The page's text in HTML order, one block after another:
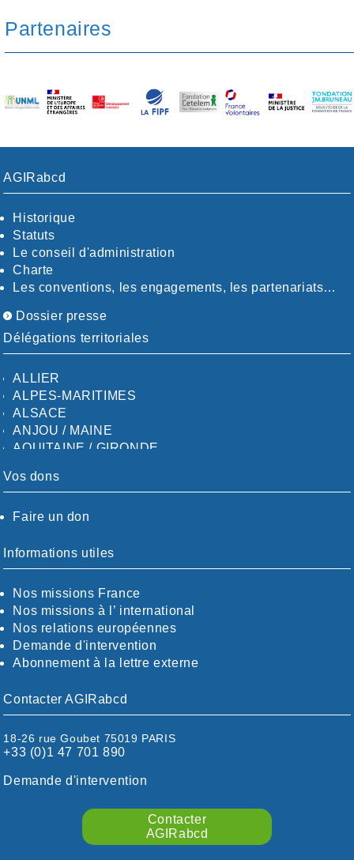
Partenaires
AGIRabcd
Historique
Statuts
Le conseil d'administration
Charte
Les conventions, les engagements, les partenariats…
Dossier presse
Délégations territoriales
ALLIER
ALPES-MARITIMES
ALSACE
ANJOU / MAINE
AQUITAINE / GIRONDE
AUDE
CALVADOS-ORNE
CHARENTE-MARITIME
CÖTE-D'OR
CÖTES-D'ARMOR
DORDOGNE
DRÖME / ARDÈCHE
ESSONNE
EURE-ET-LOIR
FINISTÈRE
HAUTES-PYRÉNÉES
HÉRAULT
ILLE ET VILAINE
LOIRE / OCÉAN
Vos dons
Faire un don
Informations utiles
Nos missions France
Nos missions à l’ international
Nos relations européennes
Demande d'intervention
Abonnement à la lettre externe
Contacter AGIRabcd
18-26 rue Goubet 75019 PARIS
+33 (0)1 47 701 890
Demande d'intervention
Contacter
AGIRabcd